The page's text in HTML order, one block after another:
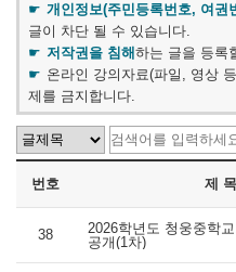
개인정보(주민등록번호, 여권
글이 차단 될 수 있습니다.
저작권을 침해하는 글을 등록
온라인 강의자료(파일, 영상
제를 금지합니다.
번호 제 목
38
2026학년도 청웅중학
공개(1차)